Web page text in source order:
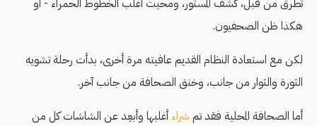
تُطرق من قبل، كُشف المستور، ومحيت أغلب الخطوط الحمراء - أو
هكذا ظن الصحفيون.
لكن مع استعادة النظام القديم عافيته مرة أخرى، بدأت رحلة تشويه
الثورة والثوار من جانب، وخنق الصحافة من جانب آخر.
أما الصحافة المحلية فقد تم شراء أغلبها وأبعِد عن الشاشات كل من